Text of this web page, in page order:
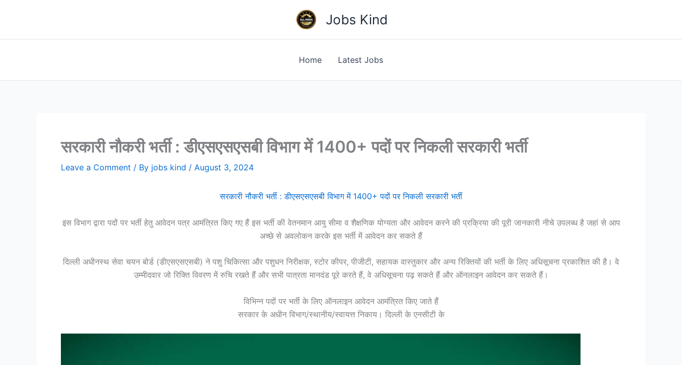
Jobs Kind
Home Latest Jobs
सरकारी नौकरी भर्ती : डीएसएसएसबी विभाग में 1400+ पदों पर निकली सरकारी भर्ती
Leave a Comment / By jobs kind / August 3, 2024
सरकारी नौकरी भर्ती : डीएसएसएसबी विभाग में 1400+ पदों पर निकली सरकारी भर्ती
इस विभाग द्वारा पदों पर भर्ती हेतु आवेदन पत्र आमंत्रित किए गए हैं इस भर्ती की वेतनमान आयु सीमा व शैक्षणिक योग्यता और आवेदन करने की प्रक्रिया की पूरी जानकारी नीचे उपलब्ध है जहां से आप
अच्छे से अवलोकन करके इस भर्ती में आवेदन कर सकते हैं
दिल्ली अधीनस्थ सेवा चयन बोर्ड (डीएसएसएसबी) ने पशु चिकित्सा और पशुधन निरीक्षक, स्टोर कीपर, पीजीटी, सहायक वास्तुकार और अन्य रिक्तियों की भर्ती के लिए अधिसूचना प्रकाशित की है। वे
उम्मीदवार जो रिक्ति विवरण में रुचि रखते हैं और सभी पात्रता मानदंड पूरे करते हैं, वे अधिसूचना पढ़ सकते हैं और ऑनलाइन आवेदन कर सकते हैं।
विभिन्न पदों पर भर्ती के लिए ऑनलाइन आवेदन आमंत्रित किए जाते हैं
सरकार के अधीन विभाग/स्थानीय/स्वायत्त निकाय। दिल्ली के एनसीटी के